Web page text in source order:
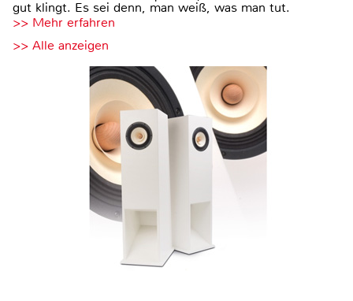
gut klingt. Es sei denn, man weiß, was man tut.
>> Mehr erfahren
>> Alle anzeigen